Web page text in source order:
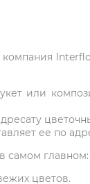
или
ее по
самом главном:
цветов.